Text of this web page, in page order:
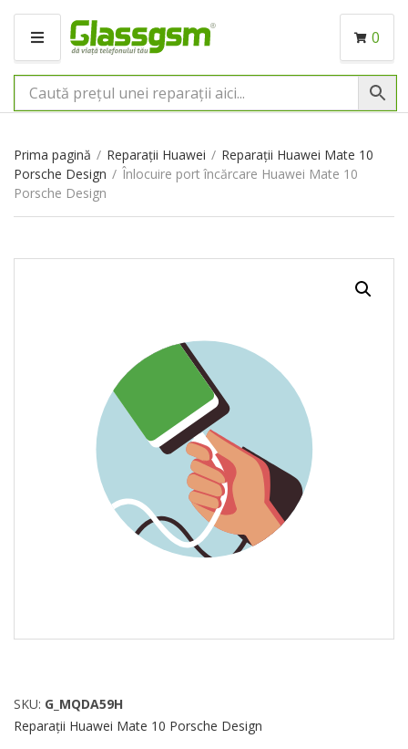
M
N
I
0
Prima pagină / Reparații Huawei / Reparații Huawei Mate 10
Porsche Design / Înlocuire port încărcare Huawei Mate 10
Porsche Design
SKU: G_MQDA59H
Reparații Huawei Mate 10 Porsche Design